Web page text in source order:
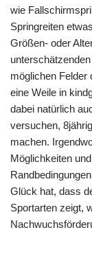
wie
Springreiten
Größen- oder
möglichen Felder
eine Weile in
dabei natürlich
versuchen,
machen.
Möglichkeiten
Glück hat, dass
Sportarten zeigt,